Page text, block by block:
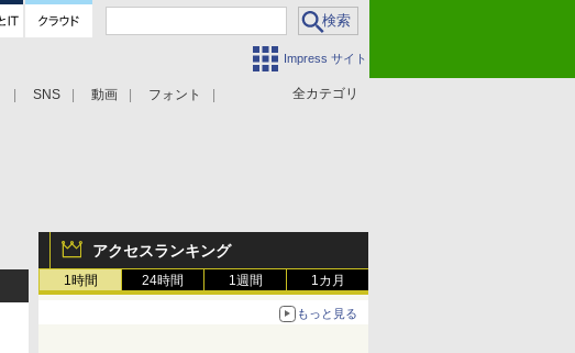
Impress サイト
全カテゴリ
SNS 動画 フォント
アクセスランキング
1時間 24時間 1週間 1カ月
もっと見る